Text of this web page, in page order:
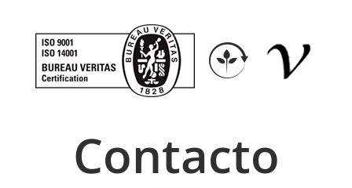
Contacto